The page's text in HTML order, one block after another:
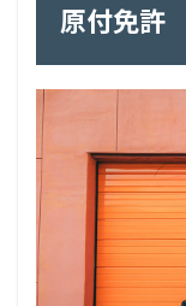
原付免許